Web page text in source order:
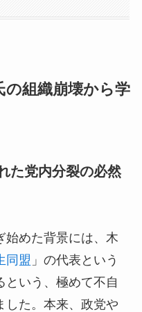
の組織崩壊から学
た党内分裂の必然
始めた背景には、木
同盟 」の代表という
という、極めて不自
した。本来、政党や